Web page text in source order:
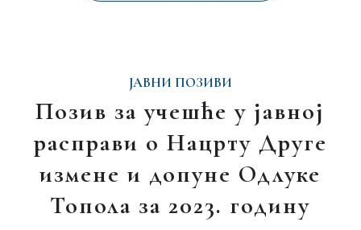
ЈАВНИ ПОЗИВИ
Позив за учешће у јавној
расправи о Нацрту Друге
измене и допуне Одлуке
Топола за 2023. годину